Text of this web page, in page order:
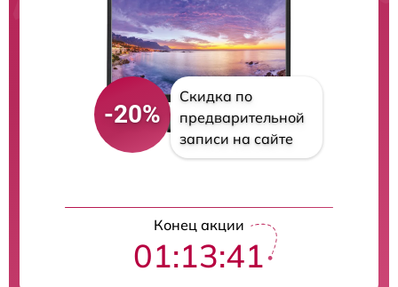
-20%
Скидка по
предварительной
записи на сайте
Конец акции
01:13:41